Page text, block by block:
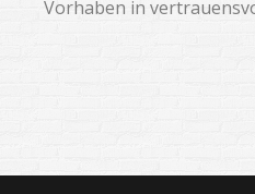
Vorhaben in